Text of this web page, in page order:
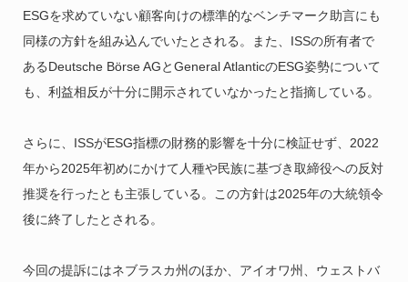
ESGを求めていない顧客向けの標準的なベンチマーク助言にも
同様の方針を組み込んでいたとされる。また、ISSの所有者で
あるDeutsche Börse AGとGeneral AtlanticのESG姿勢について
も、利益相反が十分に開示されていなかったと指摘している。
さらに、ISSがESG指標の財務的影響を十分に検証せず、2022
年から2025年初めにかけて人種や民族に基づき取締役への反対
推奨を行ったとも主張している。この方針は2025年の大統領令
後に終了したとされる。
今回の提訴にはネブラスカ州のほか、アイオワ州、ウェストバ